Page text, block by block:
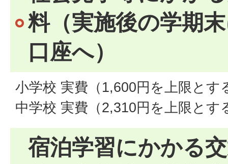
料（実施後の学期
口座へ）
小学校 実費（1,600円を上限とす
中学校 実費（2,310円を上限とす
宿泊学習にかかる